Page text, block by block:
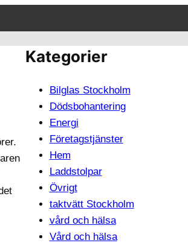
Kategorier
Bilglas Stockholm
Dödsbohantering
Energi
Företagstjänster
Hem
Laddstolpar
Övrigt
taktvätt Stockholm
vård och hälsa
Vård och hälsa